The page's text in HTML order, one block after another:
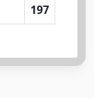
197